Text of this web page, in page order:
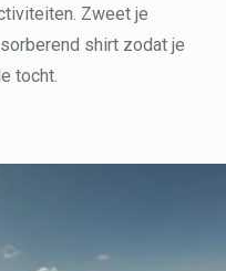
Zweet je
shirt zodat je
tocht.